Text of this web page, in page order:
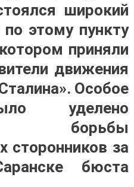
широкий
этому пункту
приняли
движения
Особое
уделено
борьбы
сторонников за
бюста